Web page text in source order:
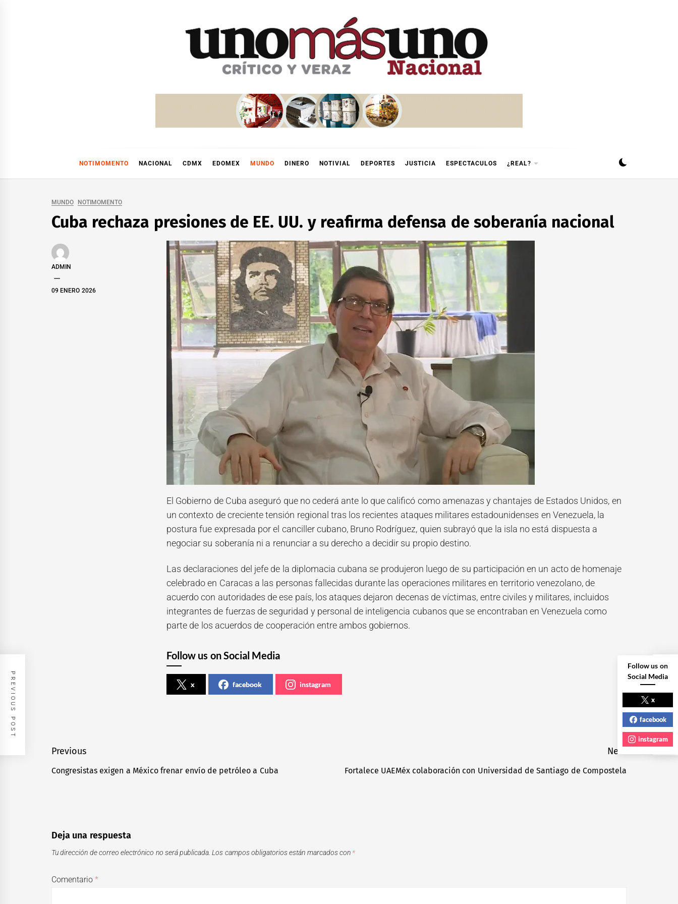
NOTIMOMENTO NACIONAL CDMX EDOMEX MUNDO DINERO NOTIVIAL DEPORTES JUSTICIA ESPECTACULOS ¿REAL?
MUNDO NOTIMOMENTO
Cuba rechaza presiones de EE. UU. y reafirma defensa de soberanía nacional
ADMIN
09 ENERO 2026
El Gobierno de Cuba aseguró que no cederá ante lo que calificó como amenazas y chantajes de Estados Unidos, en
un contexto de creciente tensión regional tras los recientes ataques militares estadounidenses en Venezuela, la
postura fue expresada por el canciller cubano, Bruno Rodríguez, quien subrayó que la isla no está dispuesta a
negociar su soberanía ni a renunciar a su derecho a decidir su propio destino.
Las declaraciones del jefe de la diplomacia cubana se produjeron luego de su participación en un acto de homenaje
celebrado en Caracas a las personas fallecidas durante las operaciones militares en territorio venezolano, de
acuerdo con autoridades de ese país, los ataques dejaron decenas de víctimas, entre civiles y militares, incluidos
integrantes de fuerzas de seguridad y personal de inteligencia cubanos que se encontraban en Venezuela como
parte de los acuerdos de cooperación entre ambos gobiernos.
Follow us on Social Media
x facebook instagram
Navegación
de
Previous
Previous
Congresistas exigen a México frenar envío de petróleo a Cuba
Next
Fortalece UAEMéx colaboración con Universidad de Santiago de Compostela
PREVIOUS POST NEXT POST
Deja una respuesta
Tu dirección de correo electrónico no será publicada. Los campos obligatorios están marcados con *
Comentario*
Follow us on
Social Media
x
facebook
instagram